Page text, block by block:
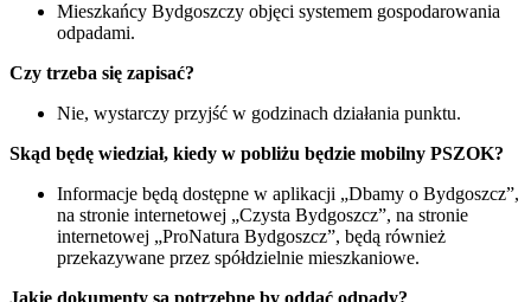
Mieszkańcy Bydgoszczy objęci systemem gospodarowania
odpadami.
Czy trzeba się zapisać?
Nie, wystarczy przyjść w godzinach działania punktu.
Skąd będę wiedział, kiedy w pobliżu będzie mobilny PSZOK?
Informacje będą dostępne w aplikacji „Dbamy o Bydgoszcz”,
na stronie internetowej „Czysta Bydgoszcz”, na stronie
internetowej „ProNatura Bydgoszcz”, będą również
przekazywane przez spółdzielnie mieszkaniowe.